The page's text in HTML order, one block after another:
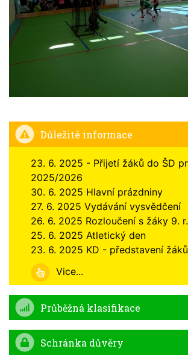
Důležité informace
23. 6. 2025 - Přijetí žáků do ŠD
2025/2026
30. 6. 2025 Hlavní prázdniny
27. 6. 2025 Vydávání vysvědčení
26. 6. 2025 Rozloučení s žáky 9. r.
25. 6. 2025 Atletický den
23. 6. 2025 KD - představení
Vice...
Průběžná klasifikace
Schránka důvěry